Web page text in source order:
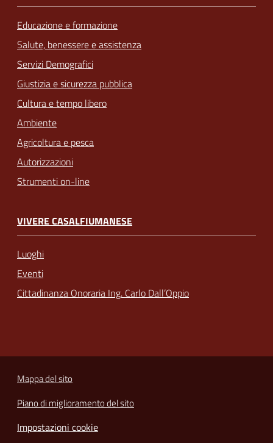
Educazione e formazione
Salute, benessere e assistenza
Servizi Demografici
Giustizia e sicurezza pubblica
Cultura e tempo libero
Ambiente
Agricoltura e pesca
Autorizzazioni
Strumenti on-line
VIVERE CASALFIUMANESE
Luoghi
Eventi
Cittadinanza Onoraria Ing. Carlo Dall’Oppio
Mappa del sito
Piano di miglioramento del sito
Impostazioni cookie